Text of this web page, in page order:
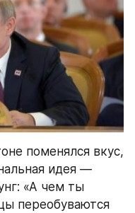
поменялся вкус,
идея —
«А чем ты
переобуваются